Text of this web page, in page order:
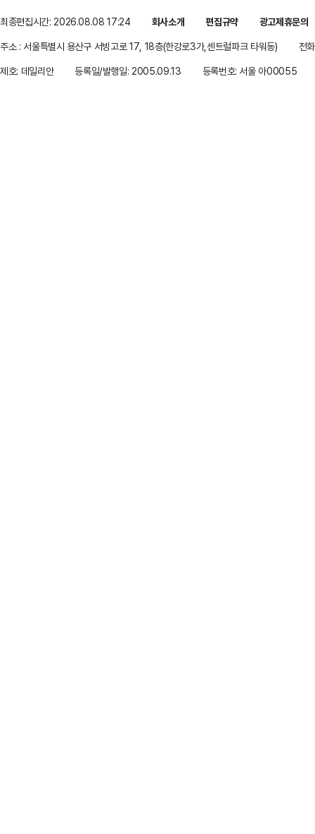
최종편집시간: 2026.08.08 17:24 회사소개 편집규약
광고제휴문의
주소 : 서울특별시 용산구 서빙고로 17, 18층(한강로3가,센트럴파크 타워동)
전
제호: 데일리안
등록일/발행일: 2005.09.13 등록번호: 서울 아00055